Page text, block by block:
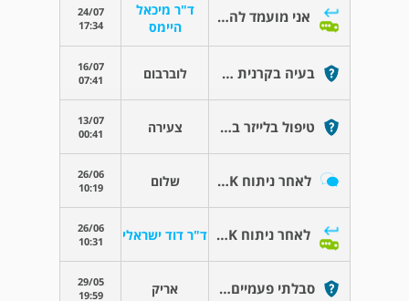
אני מועמד להשתלת קרנית
ד"ר מיכאל
היימס
24/07
17:34
בעיה בקרנית מי גיל צעיר לוברבום
16/07
07:41
טיפול בלייזר בעין שמאל החמרת קרטוקנוס צעירה
13/07
00:41
לאחר ניתוח PRK - יובש בעיניים שלום
26/06
10:19
לאחר ניתוח PRK - יובש בעיניים ד"ר דוד ישראלי
26/06
10:31
סבלתי פעמיים מזיהום בקרנית אריק
29/05
19:59